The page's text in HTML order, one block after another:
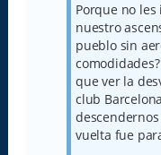
Porque no
nuestro
pueblo sin
que ver la
club
vuelta fue